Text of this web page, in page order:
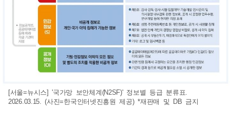
[서울=뉴시스] '국가망 보안체계(N2SF)' 정보별 등급 분류표.
2026.03.15. (사진=한국인터넷진흥원 제공) *재판매 및 DB 금지